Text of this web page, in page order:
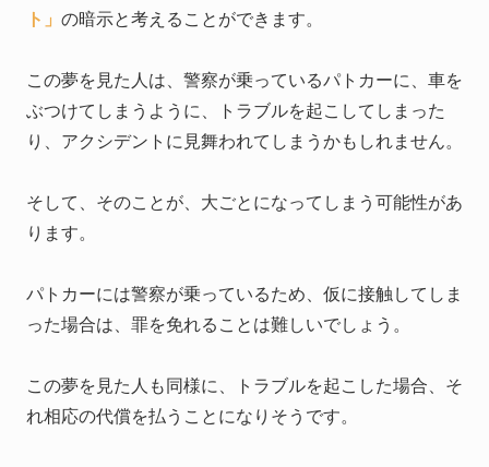
ト」 の暗示と考えることができます。
この夢を見た人は、警察が乗っているパトカーに、車を
ぶつけてしまうように、トラブルを起こしてしまった
り、アクシデントに見舞われてしまうかもしれません。
そして、そのことが、大ごとになってしまう可能性があ
ります。
パトカーには警察が乗っているため、仮に接触してしま
った場合は、罪を免れることは難しいでしょう。
この夢を見た人も同様に、トラブルを起こした場合、そ
れ相応の代償を払うことになりそうです。